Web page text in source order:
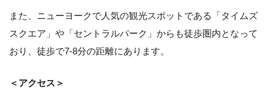
また、ニューヨークで人気の観光スポットである「タイムズ
スクエア」や「セントラルパーク」からも徒歩圏内となって
おり、徒歩で7-8分の距離にあります。
＜アクセス＞